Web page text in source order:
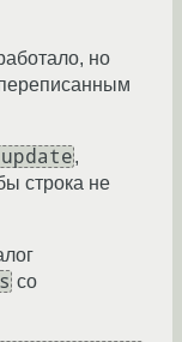
но
,
строка не
со